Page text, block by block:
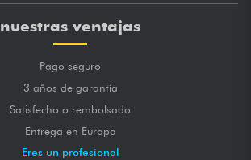
nuestras ventajas
Pago seguro
3 años de garantía
Satisfecho o rembolsado
Entrega en Europa
Eres un profesional